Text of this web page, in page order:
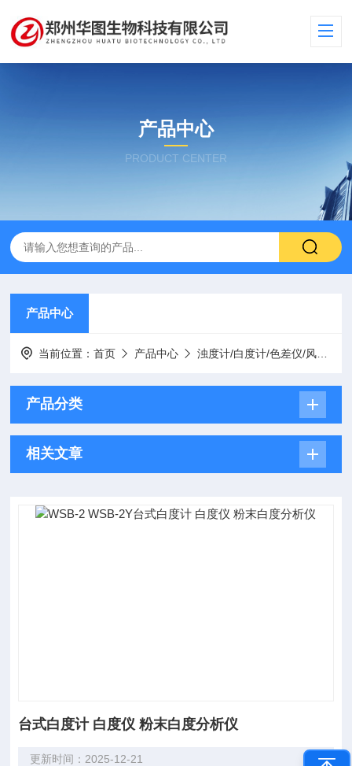
产品中心
PRODUCT CENTER
产品中心
当前位置：首页 产品中心 浊度计/白度计/色差仪/风速计/色度仪
产品分类
相关文章
台式白度计 白度仪 粉末白度分析仪
更新时间：2025-12-21